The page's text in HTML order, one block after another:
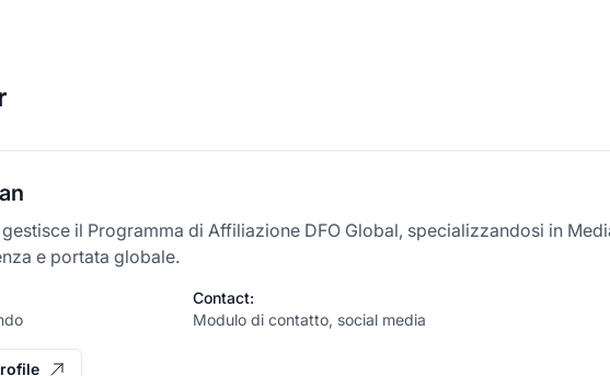
il Programma di Affiliazione DFO Global, specializzandosi in
e portata globale.
Contact:
Modulo di contatto, social media